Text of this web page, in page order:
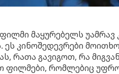
მაყურებელს უამრავ
ეს კინოშედევრები
რათა გავიგოთ, რა
ფილმები, რომლებიც